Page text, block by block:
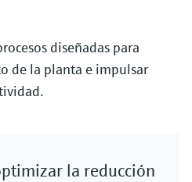
diseñadas para
de la planta e impulsar
la reducción